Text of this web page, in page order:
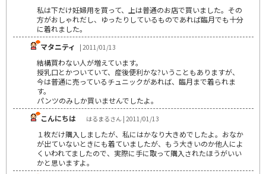
私は下だけ妊婦用を買って、上は普通のお店で買いました。その
方がおしゃれだし、ゆったりしているものであれば臨月でも十分
に着れました。
マタニティ
| 2011/01/13
結構買わない人が増えています。
授乳口とかついていて、産後便利かな?いうこともありますが、
今は普通に売っているチュニックがあれば、臨月まで着られま
す。
パンツのみしか買いませんでしたよ。
こんにちは
はるまるさん | 2011/01/13
１枚だけ購入しましたが、私にはかなり大きめでしたよ。おなか
が出ていないときにも着ていましたが、もう大きいのか他人によ
くいわれてましたので、実際に手に取って購入されたほうがいい
かと思いますよ。